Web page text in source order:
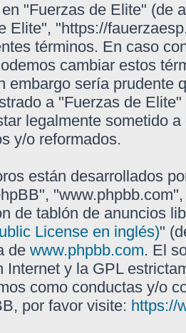
"Fuerzas de Elite" (de
Elite", "https://
términos. En caso
cambiar estos
embargo sería prudente
a "Fuerzas de
legalmente sometido
y/o reformados.
están desarrollados
de tablón de anuncios
License en inglés)"
de www.phpbb.com. El
Internet y la GPL
como conductas y/o
por favor visite: https://